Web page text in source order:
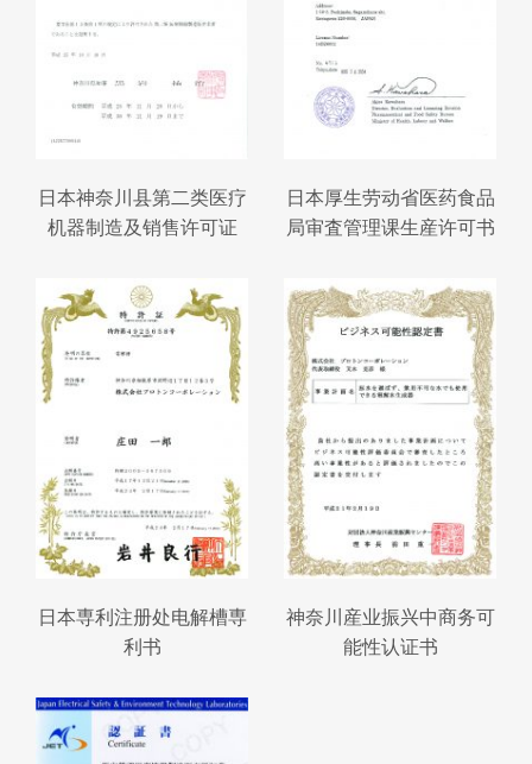
日本神奈川县第二类医疗
机器制造及销售许可证
日本厚生劳动省医药食品
局审査管理课生産许可书
日本専利注册处电解槽専
利书
神奈川産业振兴中商务可
能性认证书